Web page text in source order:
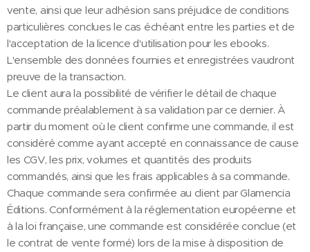
vente, ainsi que leur adhésion sans préjudice de conditions
particulières conclues le cas échéant entre les parties et de
l'acceptation de la licence d'utilisation pour les ebooks.
L'ensemble des données fournies et enregistrées vaudront
preuve de la transaction.
Le client aura la possibilité de vérifier le détail de chaque
commande préalablement à sa validation par ce dernier. À
partir du moment où le client confirme une commande, il est
considéré comme ayant accepté en connaissance de cause
les CGV, les prix, volumes et quantités des produits
commandés, ainsi que les frais applicables à sa commande.
Chaque commande sera confirmée au client par Glamencia
Éditions. Conformément à la réglementation européenne et
à la loi française, une commande est considérée conclue (et
le contrat de vente formé) lors de la mise à disposition de